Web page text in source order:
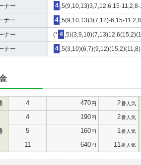
ナー 4 ,5(9,10,13)3,7,12,6,15-
ナー 4 ,5(9,10,13)3(7,12)-6,15-
ナー (* 4
ナー 4
4 470円 2番人気
4 190円 2番人気
5 160円 1 番人気
11 640円 11 番人気